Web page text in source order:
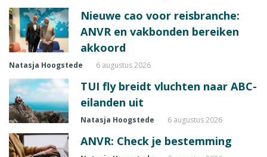
Nieuwe cao voor reisbranche:
ANVR en vakbonden bereiken
akkoord
Natasja Hoogstede 6 augustus 2026
TUI fly breidt vluchten naar ABC-
eilanden uit
Natasja Hoogstede 6 augustus 2026
ANVR: Check je bestemming